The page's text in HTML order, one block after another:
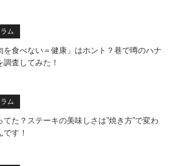
ラム
を食べない＝健康」はホント？巷で噂のハナ
調査してみた！
ラム
てた？ステーキの美味しさは”焼き方”で変わ
です！